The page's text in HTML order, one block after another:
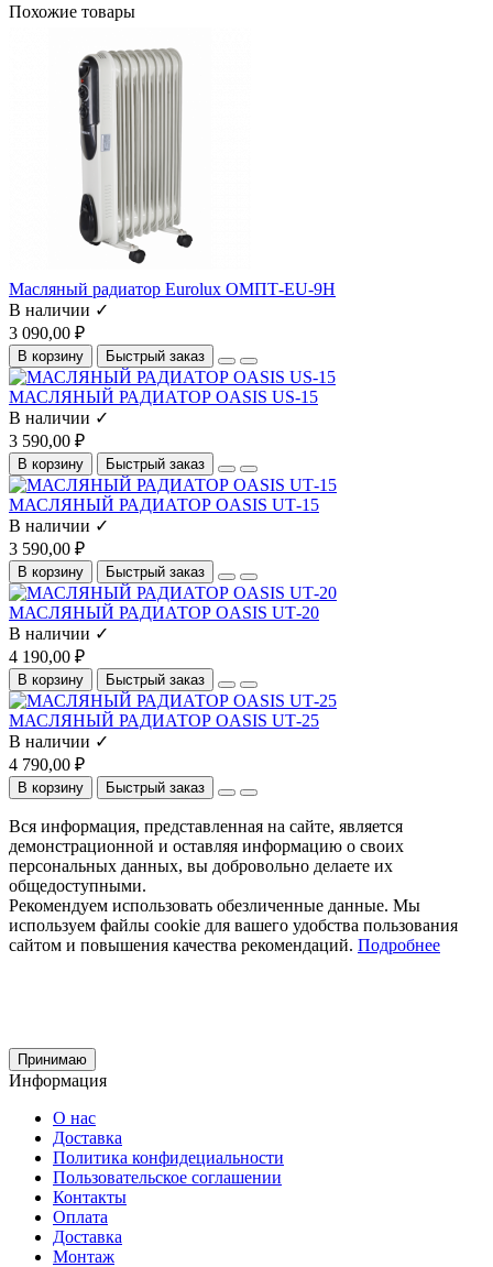
Похожие товары
Масляный радиатор Eurolux ОМПТ-EU-9Н
В наличии ✓
3 090,00 ₽
В корзину Быстрый заказ
МАСЛЯНЫЙ РАДИАТОР OASIS US-15
В наличии ✓
3 590,00 ₽
В корзину Быстрый заказ
МАСЛЯНЫЙ РАДИАТОР OASIS UТ-15
В наличии ✓
3 590,00 ₽
В корзину Быстрый заказ
МАСЛЯНЫЙ РАДИАТОР OASIS UТ-20
В наличии ✓
4 190,00 ₽
В корзину Быстрый заказ
МАСЛЯНЫЙ РАДИАТОР OASIS UТ-25
В наличии ✓
4 790,00 ₽
В корзину Быстрый заказ
Вся информация, представленная на сайте, является
демонстрационной и оставляя информацию о своих
персональных данных, вы добровольно делаете их
общедоступными.
Рекомендуем использовать обезличенные данные. Мы
используем файлы cookie для вашего удобства пользования
сайтом и повышения качества рекомендаций. Подробнее
Принимаю
Информация
О нас
Доставка
Политика конфидециальности
Пользовательское соглашении
Контакты
Оплата
Доставка
Монтаж